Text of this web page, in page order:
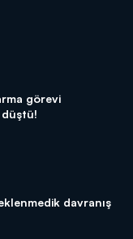
görevi
davranış